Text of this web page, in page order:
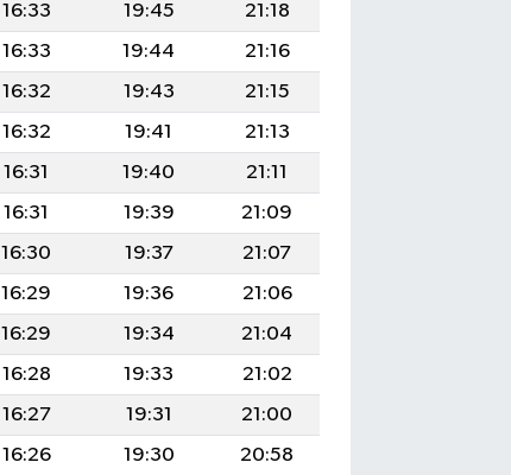
16:33 19:45
21:18
16:33 19:44
21:16
16:32 19:43
21:15
16:32 19:41
21:13
16:31 19:40
21:11
16:31 19:39
21:09
16:30 19:37
21:07
16:29 19:36
21:06
16:29 19:34
21:04
16:28 19:33
21:02
16:27 19:31
21:00
16:26 19:30
20:58